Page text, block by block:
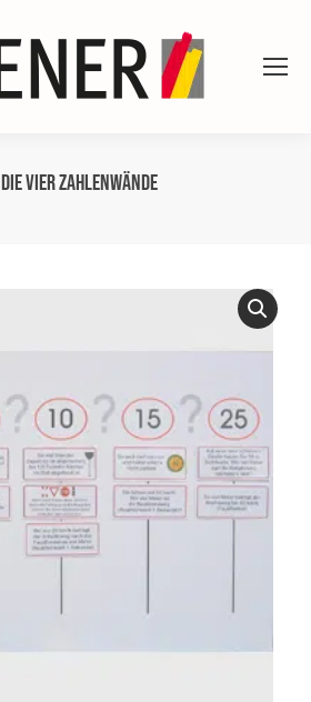
Die vier Zahlenwände